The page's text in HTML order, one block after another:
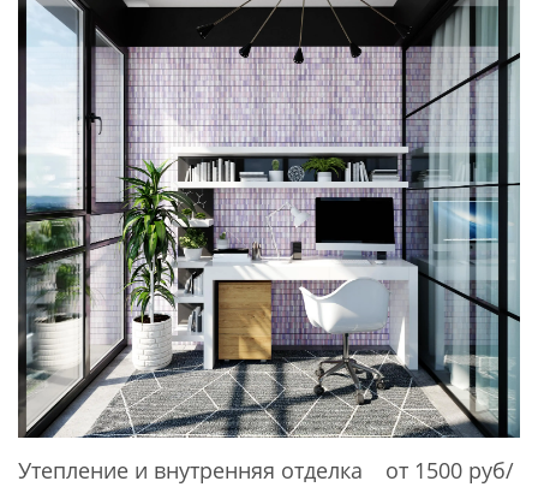
Утепление и внутренняя отделка
от 1500 руб/